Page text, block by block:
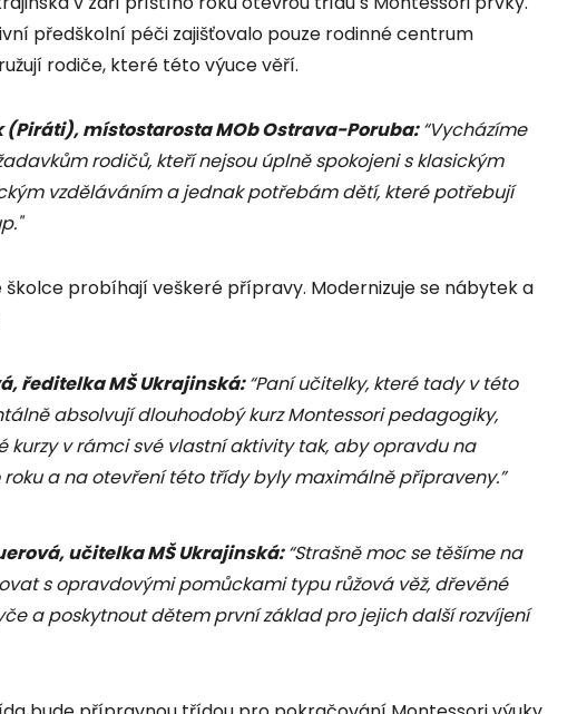
předškolní péči zajišťovalo pouze rodinné centrum
rodiče, které této výuce věří.
(Piráti), místostarosta MOb Ostrava-Poruba:“Vycházíme
rodičů, kteří nejsou úplně spokojeni s klasickým
vzděláváním a jednak potřebám dětí, které potřebují
školce probíhají veškeré přípravy. Modernizuje se nábytek a
ředitelka MŠ Ukrajinská:“Paní učitelky, které tady v této
absolvují dlouhodobý kurz Montessori pedagogiky,
kurzy v rámci své vlastní aktivity tak, aby opravdu na
a na otevření této třídy byly maximálně připraveny.”
učitelka MŠ Ukrajinská:“Strašně moc se těšíme na
s opravdovými pomůckami typu růžová věž, dřevěné
a poskytnout dětem první základ pro jejich další rozvíjení